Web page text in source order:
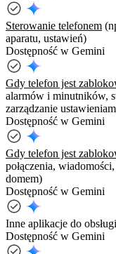
Sterowanie telefonem
aparatu, ustawień)
Dostępność w Gemini
Gdy telefon jest
alarmów i minutników,
zarządzanie
Dostępność w Gemini
Gdy telefon jest
połączenia,
domem)
Dostępność w Gemini
Inne aplikacje do
Dostępność w Gemini